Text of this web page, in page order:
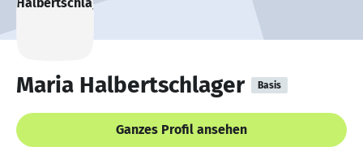
Maria Halbertschlager Basis
Ganzes Profil ansehen